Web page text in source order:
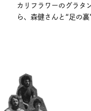
カリフラワーのグラタ
ら、森健さんと“足の